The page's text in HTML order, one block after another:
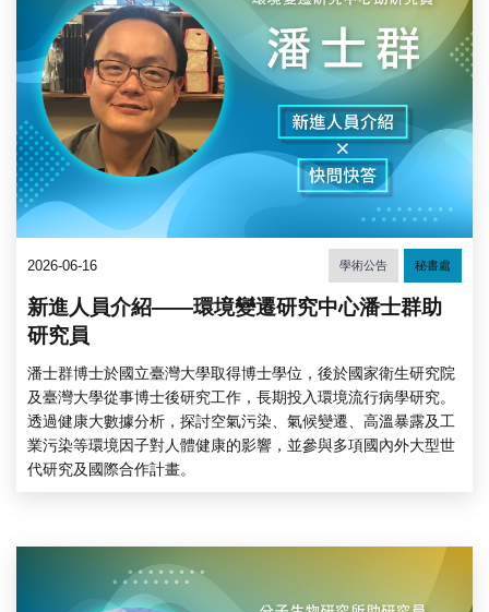
2026-06-16 學術公告 秘書處
新進人員介紹——環境變遷研究中心潘士群助
研究員
潘士群博士於國立臺灣大學取得博士學位，後於國家衛生研究院
及臺灣大學從事博士後研究工作，長期投入環境流行病學研究。
透過健康大數據分析，探討空氣污染、氣候變遷、高溫暴露及工
業污染等環境因子對人體健康的影響，並參與多項國內外大型世
代研究及國際合作計畫。